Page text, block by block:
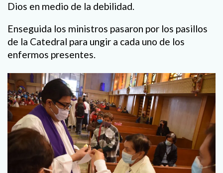
Dios en medio de la debilidad.
Enseguida los ministros pasaron por los pasillos
de la Catedral para ungir a cada uno de los
enfermos presentes.